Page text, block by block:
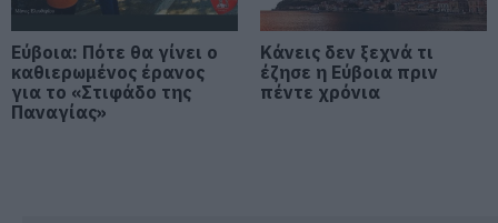
«Κόκκινος» συναγερμός στην
Εύβοια: Red Code αύριο Κυριακή –
Αυξημένη ετοιμότητα παντού
08.08.2026 | 17:00
Εύβοια: Πότε θα γίνει ο
καθιερωμένος έρανος
για το «Στιφάδο της
Παναγίας»
Κάνεις δεν ξεχνά τι
έζησε η Εύβοια πριν
πέντε χρόνια